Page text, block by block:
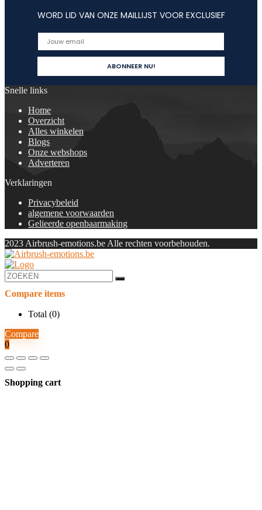
WORD LID VAN ONZE MAILLIJST VOOR EXCLUSIEF
Snelle links
Home
Overzicht
Alles winkelen
Blogs
Onze webshops
Adverteren
Verklaringen
Privacybeleid
algemene voorwaarden
Gelieerde openbaarmaking
2023 Airbrush-emotions.be Alle rechten voorbehouden.
Compare items
Total (0)
Compare
0
Shopping cart